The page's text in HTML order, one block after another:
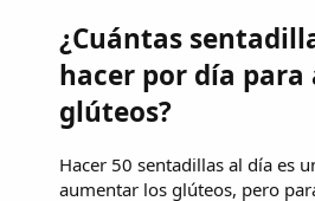
¿Cuántas
hacer por día
glúteos?
Hacer 50 sentadillas al día es
aumentar los glúteos, pero